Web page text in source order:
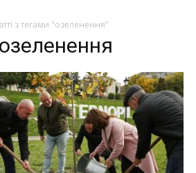
з тегами "озеленення"